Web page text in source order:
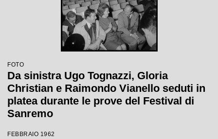
FOTO
Da sinistra Ugo Tognazzi, Gloria
Christian e Raimondo Vianello seduti in
platea durante le prove del Festival di
Sanremo
FEBBRAIO 1962